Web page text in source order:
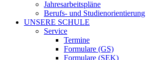
Jahresarbeitspläne
Berufs- und Studienorientierung
UNSERE SCHULE
Service
Termine
Formulare (GS)
Formulare (SEK)